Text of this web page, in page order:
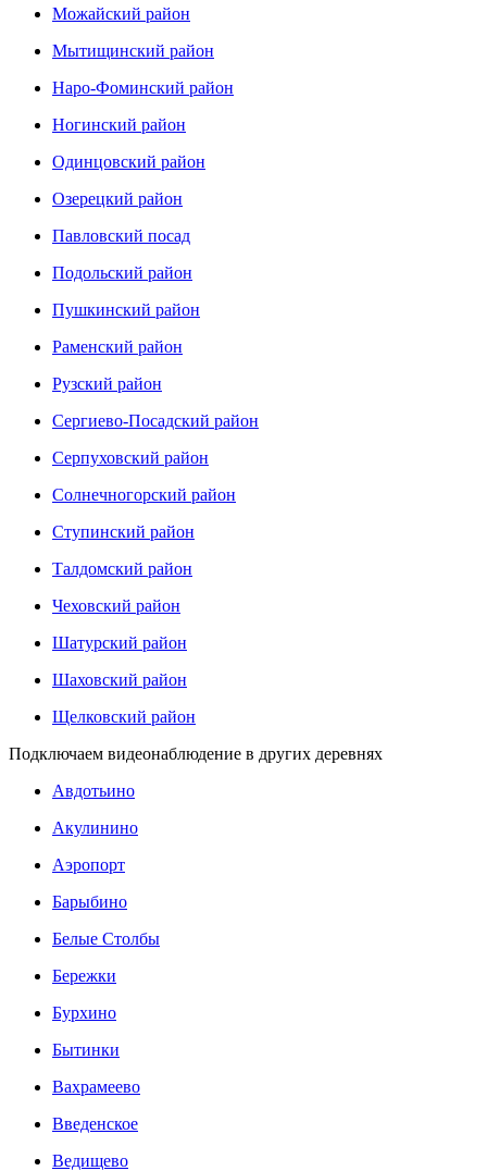
Можайский район
Мытищинский район
Наро-Фоминский район
Ногинский район
Одинцовский район
Озерецкий район
Павловский посад
Подольский район
Пушкинский район
Раменский район
Рузский район
Сергиево-Посадский район
Серпуховский район
Солнечногорский район
Ступинский район
Талдомский район
Чеховский район
Шатурский район
Шаховский район
Щелковский район
Подключаем видеонаблюдение в других деревнях
Авдотьино
Акулинино
Аэропорт
Барыбино
Белые Столбы
Бережки
Бурхино
Бытинки
Вахрамеево
Введенское
Ведищево